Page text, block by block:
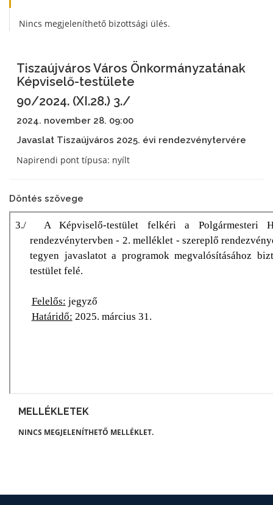
Nincs megjeleníthető bizottsági ülés.
Tiszaújváros Város Önkormányzatának
Képviselő-testülete
90/2024. (XI.28.) 3./
2024. november 28. 09:00
Javaslat Tiszaújváros 2025. évi rendezvénytervére
Napirendi pont típusa: nyílt
Döntés szövege
MELLÉKLETEK
NINCS MEGJELENÍTHETŐ MELLÉKLET.